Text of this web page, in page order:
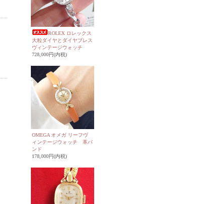
ROLEX ロレックス
大粒ダイヤとダイヤブレス
ヴィンテージウォッチ
728,000円(内税)
OMEGA オメガ リーフヴ
ィンテージウォッチ 革バ
ンド
178,000円(内税)